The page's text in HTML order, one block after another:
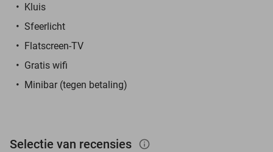
Kluis
Sfeerlicht
Flatscreen-TV
Gratis wifi
Minibar (tegen betaling)
Selectie van recensies info_outlined